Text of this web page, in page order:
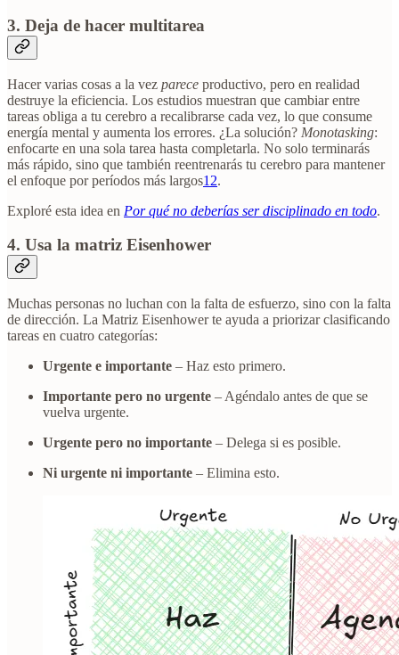
3. Deja de hacer multitarea
Hacer varias cosas a la vez parece productivo, pero en realidad
destruye la eficiencia. Los estudios muestran que cambiar entre
tareas obliga a tu cerebro a recalibrarse cada vez, lo que consume
energía mental y aumenta los errores. ¿La solución? Monotasking:
enfocarte en una sola tarea hasta completarla. No solo terminarás
más rápido, sino que también reentrenarás tu cerebro para mantener
el enfoque por períodos más largos12.
Exploré esta idea en Por qué no deberías ser disciplinado en todo.
4. Usa la matriz Eisenhower
Muchas personas no luchan con la falta de esfuerzo, sino con la falta
de dirección. La Matriz Eisenhower te ayuda a priorizar clasificando
tareas en cuatro categorías:
Urgente e importante – Haz esto primero.
Importante pero no urgente – Agéndalo antes de que se
vuelva urgente.
Urgente pero no importante – Delega si es posible.
Ni urgente ni importante – Elimina esto.